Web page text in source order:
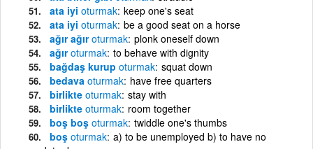
ata iyi oturmak keep one's seat
ata iyi oturmak be a good seat on a horse
ağır ağıroturmak plonk oneself down
ağıroturmak to behave with dignity
bağdaş kurup oturmak squat down
bedava oturmak have free quarters
birlikte oturmak stay with
birlikte oturmak room together
boş boş oturmak twiddle one's thumbs
boş oturmak a) to be unemployed b) to have no